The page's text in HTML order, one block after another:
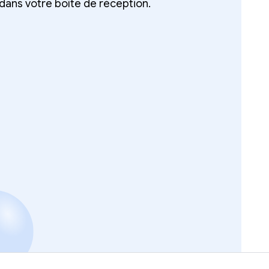
votre boîte de réception.